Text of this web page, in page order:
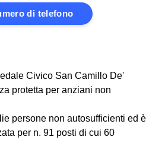
di telefono
Civico San Camillo De'
protetta per anziani non
persone non autosufficienti ed è
per n. 91 posti di cui 60